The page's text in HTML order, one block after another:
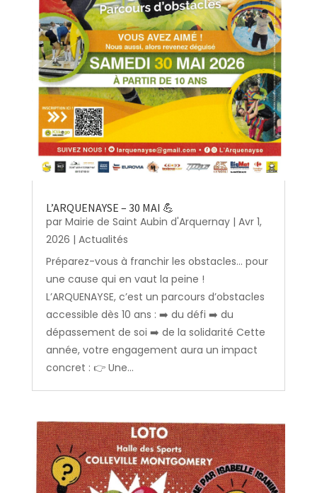
L’ARQUENAYSE – 30 MAI 💪
par Mairie de Saint Aubin d'Arquernay| Avr 1,
2026 | Actualités
Préparez-vous à franchir les obstacles… pour
une cause qui en vaut la peine !
L’ARQUENAYSE, c’est un parcours d’obstacles
accessible dès 10 ans : ➡️ du défi ➡️ du
dépassement de soi ➡️ de la solidarité Cette
année, votre engagement aura un impact
concret : 👉 Une...